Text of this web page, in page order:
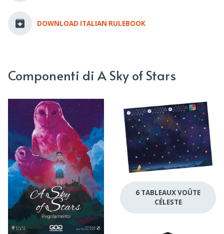
DOWNLOAD ITALIAN RULEBOOK
Componenti di A Sky of Stars
6 TABLEAUX VOÛTE
CÉLESTE